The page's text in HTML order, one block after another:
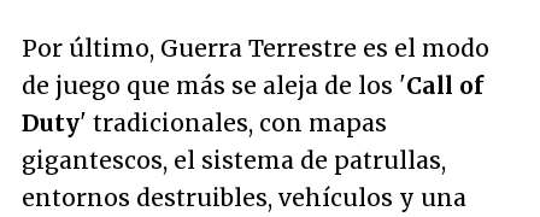
Por último, Guerra Terrestre es el modo
de juego que más se aleja de los 'Call of
Duty' tradicionales, con mapas
gigantescos, el sistema de patrullas,
entornos destruibles, vehículos y una